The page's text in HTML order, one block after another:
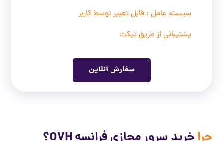
سیستم عامل : قابل تغییر توسط کاربر
پشتیبانی از طریق تیکت
سفارش آنلاین